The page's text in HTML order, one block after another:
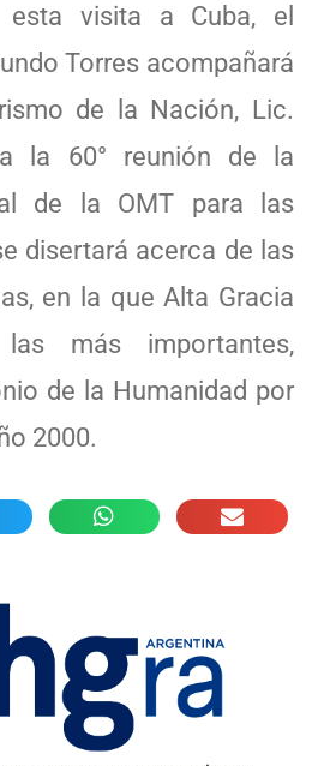
visita a Cuba, el
Torres acompañará
de la Nación, Lic.
la 60° reunión de la
de la OMT para las
disertará acerca de las
en la que Alta Gracia
más importantes,
de la Humanidad por
2000.